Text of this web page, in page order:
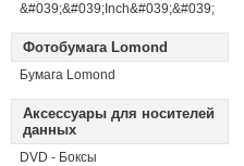
&#039;&#039;Inch&#039;&#039;
Фотобумага Lomond
Бумага Lomond
Аксессуары для носителей
данных
DVD - Боксы